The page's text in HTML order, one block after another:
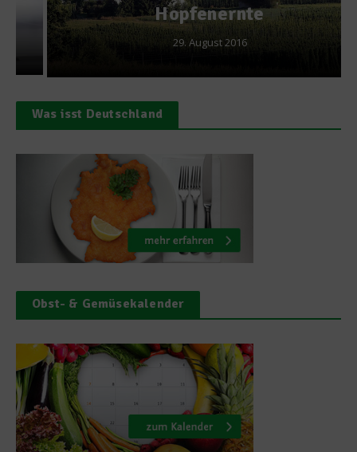
Hopfenernte
29. August 2016
Was isst Deutschland
Obst- & Gemüsekalender